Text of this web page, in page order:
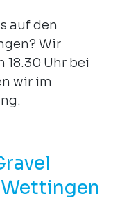
auf den
Wir
18.30 Uhr bei
wir im